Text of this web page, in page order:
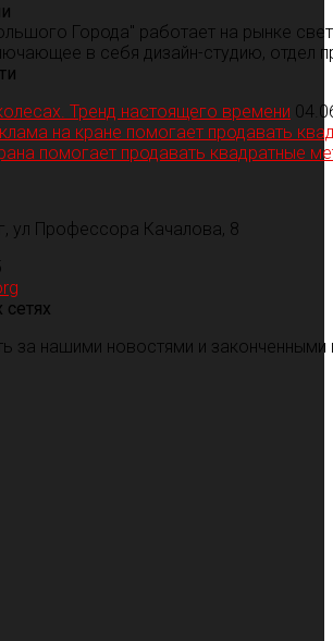
Города" работает на рынке
в себя дизайн-студию, отдел
Тренд настоящего времени
на кране помогает продавать
помогает продавать квадратные
ул Профессора Качалова, 8
за нашими новостями и